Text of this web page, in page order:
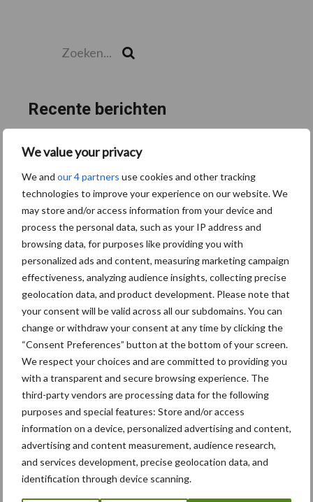
We value your privacy
We and our 4 partners use cookies and other tracking
technologies to improve your experience on our website. We
may store and/or access information from your device and
process the personal data, such as your IP address and
browsing data, for purposes like providing you with
personalized ads and content, measuring marketing campaign
effectiveness, analyzing audience insights, collecting precise
geolocation data, and product development. Please note that
your consent will be valid across all our subdomains. You can
change or withdraw your consent at any time by clicking the
“Consent Preferences” button at the bottom of your screen.
We respect your choices and are committed to providing you
with a transparent and secure browsing experience. The
third-party vendors are processing data for the following
purposes and special features: Store and/or access
information on a device, personalized advertising and content,
advertising and content measurement, audience research,
and services development, precise geolocation data, and
identification through device scanning.
Recente berichten
Caterpillar breidt gamma elektrische bulldozers uit
Komatsu HM460-6 knikdumper legt lat opnieuw hoger
Nieuwe compacte gedragen pootcombinatie van AVR
Recente reacties
Paul JacobsopFendt kondigt nieuwe trekker aan deze
herfst
Bart Persoon op Fendt kondigt nieuwe trekker aan deze
herfst
Edward BakkeropMijn trekker: Case IH Magnum 7250
PRO van Donaat Croes
Danny HoerensopLoonwerker in beeld: Landbouwwerken
Hoerens (Zottegem)